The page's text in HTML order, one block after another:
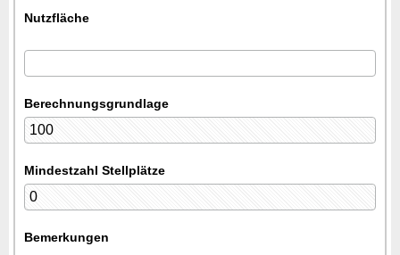
Nutzfläche
Berechnungsgrundlage
Mindestzahl Stellplätze
Bemerkungen